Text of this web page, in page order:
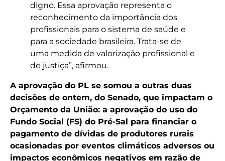
digno. Essa aprovação representa o
reconhecimento da importância dos
profissionais para o sistema de saúde e
para a sociedade brasileira. Trata-se de
uma medida de valorização profissional e
de justiça”, afirmou.
A aprovação do PL se somou a outras duas
decisões de ontem, do Senado, que impactam o
Orçamento da União: a aprovação do uso do
Fundo Social (FS) do Pré-Sal para financiar o
pagamento de dívidas de produtores rurais
ocasionadas por eventos climáticos adversos ou
impactos econômicos negativos em razão de